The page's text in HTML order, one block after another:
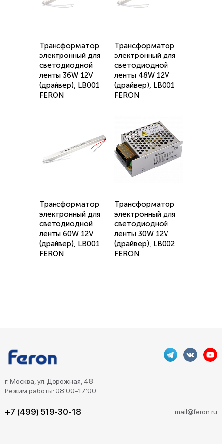
Трансформатор
электронный для
светодиодной
ленты 36W 12V
(драйвер), LB001
FERON
Трансформатор
электронный для
светодиодной
ленты 48W 12V
(драйвер), LB001
FERON
Трансформатор
электронный для
светодиодной
ленты 60W 12V
(драйвер), LB001
FERON
Трансформатор
электронный для
светодиодной
ленты 30W 12V
(драйвер), LB002
FERON
г. Москва, ул. Дорожная, 48
Режим работы: 08:00–17:00
+7 (499) 519-30-18 mail@feron.ru